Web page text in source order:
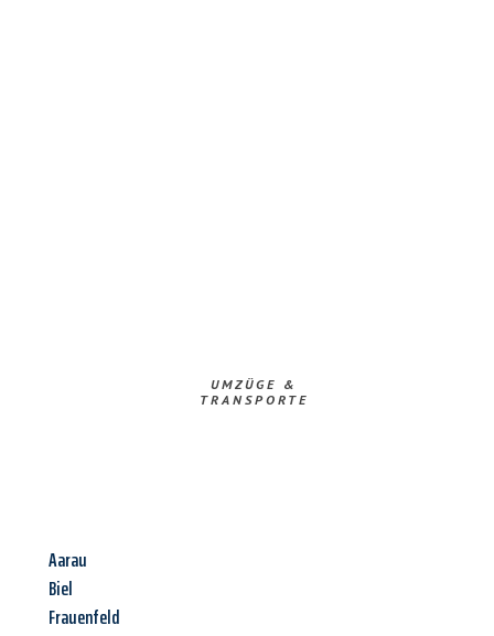
UMZÜGE &
TRANSPORTE
Aarau
Biel
Frauenfeld